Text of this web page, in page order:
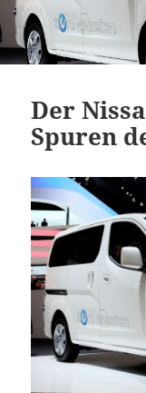
Der
Spuren